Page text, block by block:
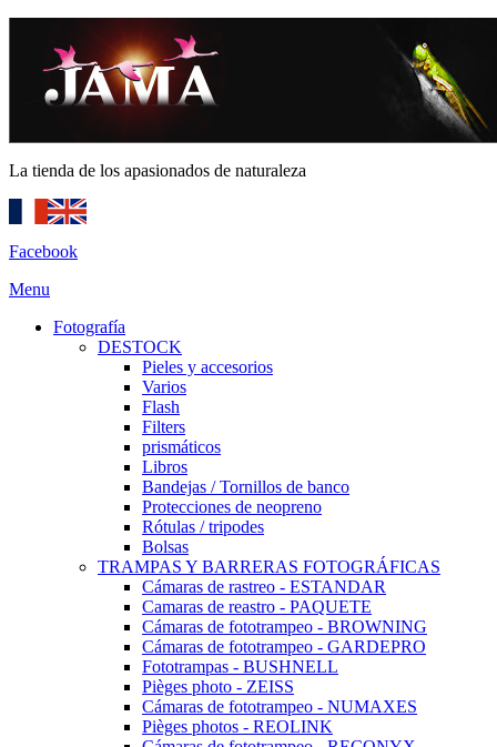
La tienda de los apasionados de naturaleza
Facebook
Menu
Fotografía
DESTOCK
Pieles y accesorios
Varios
Flash
Filters
prismáticos
Libros
Bandejas / Tornillos de banco
Protecciones de neopreno
Rótulas / tripodes
Bolsas
TRAMPAS Y BARRERAS FOTOGRÁFICAS
Cámaras de rastreo - ESTANDAR
Camaras de reastro - PAQUETE
Cámaras de fototrampeo - BROWNING
Cámaras de fototrampeo - GARDEPRO
Fototrampas - BUSHNELL
Pièges photo - ZEISS
Cámaras de fototrampeo - NUMAXES
Pièges photos - REOLINK